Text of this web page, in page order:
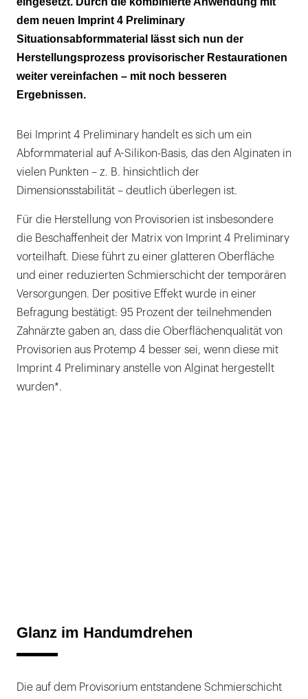
dem neuen Imprint 4 Preliminary
Situationsabformmaterial lässt sich nun der
Herstellungsprozess provisorischer Restaurationen
weiter vereinfachen – mit noch besseren
Ergebnissen.
Bei Imprint 4 Preliminary handelt es sich um ein
Abformmaterial auf A-Silikon-Basis, das den Alginaten in
vielen Punkten – z. B. hinsichtlich der
Dimensionsstabilität – deutlich überlegen ist.
Für die Herstellung von Provisorien ist insbesondere
die Beschaffenheit der Matrix von Imprint 4 Preliminary
vorteilhaft. Diese führt zu einer glatteren Oberfläche
und einer reduzierten Schmierschicht der temporären
Versorgungen. Der positive Effekt wurde in einer
Befragung bestätigt: 95 Prozent der teilnehmenden
Zahnärzte gaben an, dass die Oberflächenqualität von
Provisorien aus Protemp 4 besser sei, wenn diese mit
Imprint 4 Preliminary anstelle von Alginat hergestellt
wurden*.
Glanz im Handumdrehen
Die auf dem Provisorium entstandene Schmierschicht